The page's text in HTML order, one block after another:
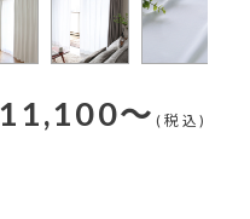
11,100～(税込)